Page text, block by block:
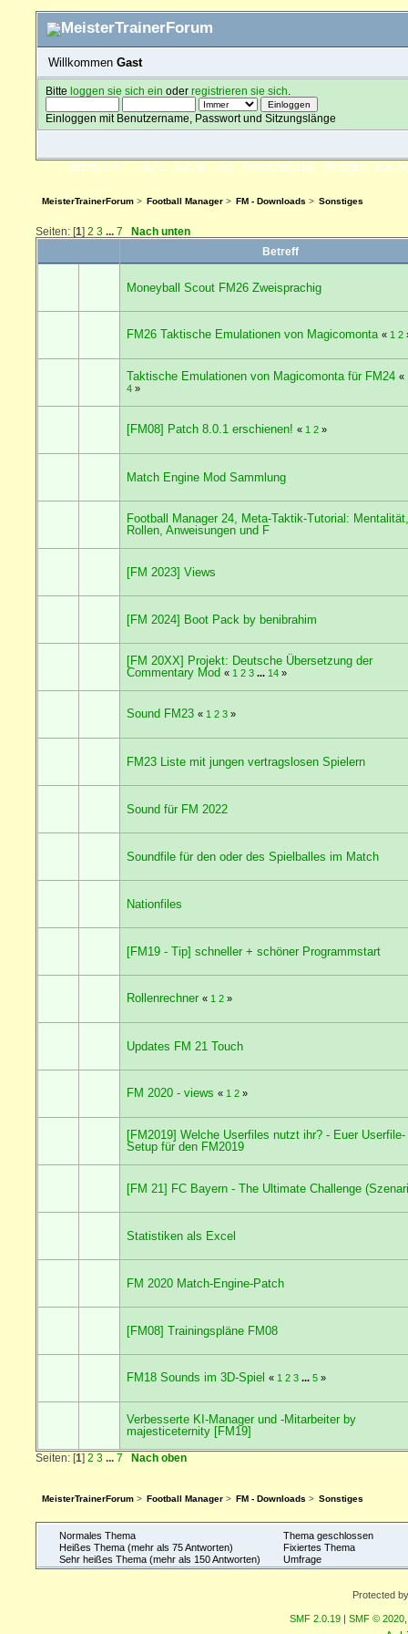
Willkommen Gast
Bitteloggen sie sich ein oderregistrieren sie sich
Einloggen mit Benutzername, Passwort und Sitzungslänge
ÜBERSICHT HILFE SUCHE FAQ FORENREGELN SPENDEN
MeisterTrainerForum> Football Manager> FM - Downloads > Sonstiges
Seiten: [1]2 3 ...7
Nach unten
Betreff
Moneyball Scout FM26 Zweisprachig
FM26 Taktische Emulationen von Magicomonta « 1 2
Taktische Emulationen von Magicomonta für FM24 «
4»
[FM08] Patch 8.0.1 erschienen! « 1 2»
Match Engine Mod Sammlung
Football Manager 24, Meta-Taktik-Tutorial: Mentalität,
Rollen, Anweisungen und F
[FM 2023] Views
[FM 2024] Boot Pack by benibrahim
[FM 20XX] Projekt: Deutsche Übersetzung der
Commentary Mod « 1 2 3 ... 14»
Sound FM23 « 1 2 3»
FM23 Liste mit jungen vertragslosen Spielern
Sound für FM 2022
Soundfile für den oder des Spielballes im Match
Nationfiles
[FM19 - Tip] schneller + schöner Programmstart
Rollenrechner « 1 2»
Updates FM 21 Touch
FM 2020 - views « 1 2»
[FM2019] Welche Userfiles nutzt ihr? - Euer Userfile-
Setup für den FM2019
[FM 21] FC Bayern - The Ultimate Challenge
Statistiken als Excel
FM 2020 Match-Engine-Patch
[FM08] Trainingspläne FM08
FM18 Sounds im 3D-Spiel « 1 2 3 ... 5»
Verbesserte KI-Manager und -Mitarbeiter by
majesticeternity [FM19]
Seiten: [1]2 3 ...7 Nach oben
MeisterTrainerForum> Football Manager> FM - Downloads > Sonstiges
Normales Thema
Heißes Thema (mehr als 75 Antworten)
Sehr heißes Thema (mehr als 150 Antworten)
Thema geschlossen
Fixiertes Thema
Umfrage
Protected
SMF 2.0.19 SMF © 2020